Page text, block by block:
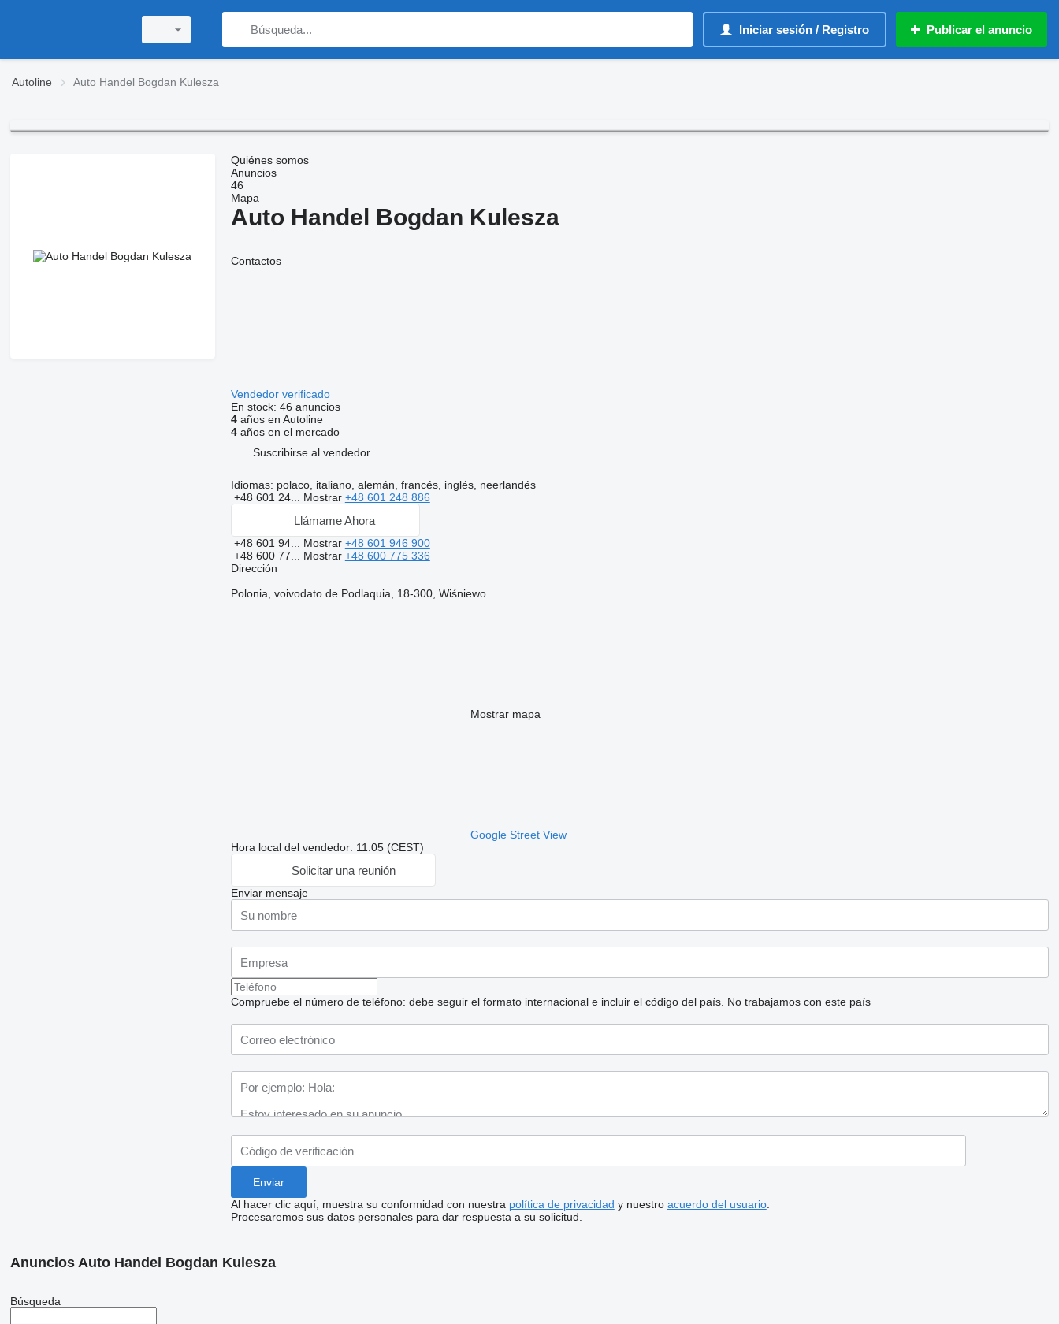
Iniciar sesión / Registro Publicar el anuncio
Autoline Auto Handel Bogdan Kulesza
Quiénes somos
Anuncios
46
Mapa
Auto Handel Bogdan Kulesza
Contactos
Vendedor verificado
En stock: 46 anuncios
4años en Autoline
4años en el mercado
Suscribirse al vendedor
Idiomas: polaco, italiano, alemán, francés, inglés, neerlandés
+48 601 24... Mostrar +48 601 248 886
Llámame Ahora
+48 601 94... Mostrar +48 601 946 900
+48 600 77... Mostrar +48 600 775 336
Dirección
Polonia, voivodato de Podlaquia, 18-300, Wiśniewo
Mostrar mapa
Google Street View
Hora local del vendedor: 11:05 (CEST)
Solicitar una reunión
Enviar mensaje
Compruebe el número de teléfono: debe seguir el formato internacional e incluir el código del país. No trabajamos con este país
Al hacer clic aquí, muestra su conformidad con nuestra política de privacidad y nuestro acuerdo del usuario.
Procesaremos sus datos personales para dar respuesta a su solicitud.
Anuncios Auto Handel Bogdan Kulesza
Búsqueda